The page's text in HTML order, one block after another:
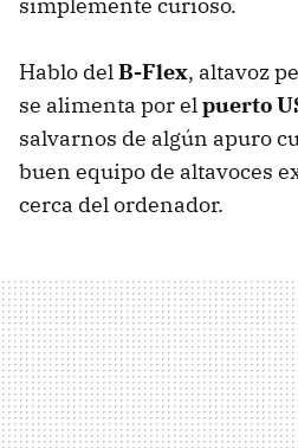
Hablo delB-Flex, altavoz
se alimenta por elpuerto
salvarnos de algún apuro
buen equipo de altavoces
cerca del ordenador.